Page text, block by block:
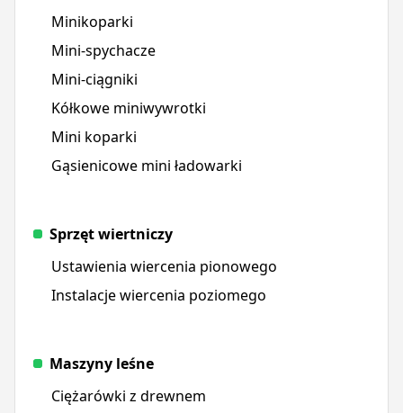
Minikoparki
Mini-spychacze
Mini-ciągniki
Kółkowe miniwywrotki
Mini koparki
Gąsienicowe mini ładowarki
Sprzęt wiertniczy
Ustawienia wiercenia pionowego
Instalacje wiercenia poziomego
Maszyny leśne
Ciężarówki z drewnem